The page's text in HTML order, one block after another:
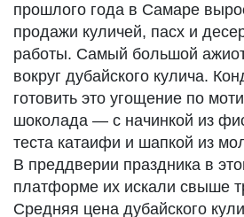
прошлого года в Самаре
продажи куличей, пасх и
работы. Самый большой
вокруг дубайского кулича.
готовить это угощение по
шоколада — с начинкой из
теста катаифи и шапкой из
В преддверии праздника в
платформе их искали свыше
Средняя цена дубайского